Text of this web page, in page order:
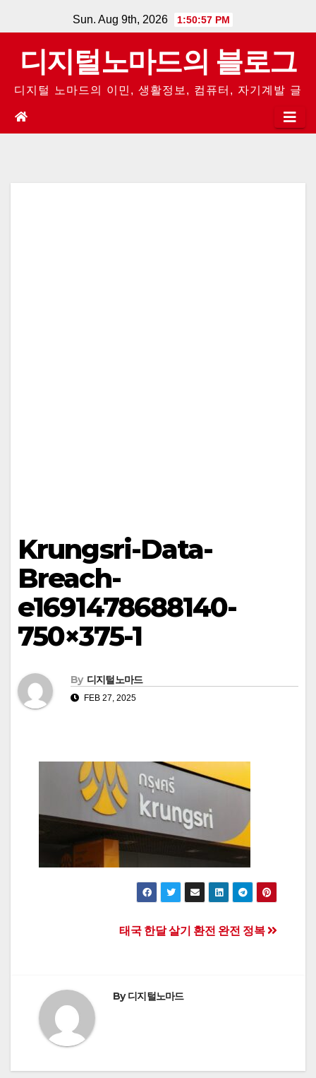
to
content
Sun. Aug 9th, 2026 1:50:57 PM
디지털노마드의 블로그
디지털 노마드의 이민, 생활정보, 컴퓨터, 자기계발 글
Krungsri-Data-
Breach-
e1691478688140-
750×375-1
By 디지털노마드
FEB 27, 2025
태국 한달 살기 환전 완전 정복
By디지털노마드